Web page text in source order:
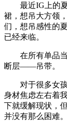
最近IG上的夏
裙，想吊大方领
们，想吊感性的
已经来临。
在所有单品当
断层——吊带。
对于很多女孩
身材焦虑左右着
下就缓解现状，
并没有那么困难。